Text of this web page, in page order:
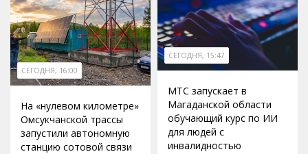
СЕГОДНЯ, 16:00
На «нулевом километре»
Омсукчанской трассы
запустили автономную
станцию сотовой связи
СЕГОДНЯ, 15:47
МТС запускает в
Магаданской области
обучающий курс по ИИ
для людей с
инвалидностью